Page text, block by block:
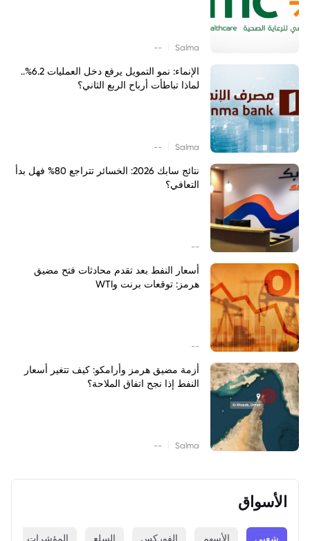
Salma
--
الإنماء: نمو التمويل يرفع دخل العمليات 6.2%..
لماذا تباطأت أرباح الربع الثاني؟
Salma
--
نتائج سابك 2026: الخسائر تتراجع 80% فهل بدأ
التعافي؟
--
أسعار النفط بعد تقدم محادثات فتح مضيق
هرمز: توقعات برنت وWTI
--
أزمة مضيق هرمز وأرامكو: كيف تتغير أسعار
النفط إذا نجح اتفاق الملاحة؟
Salma
--
الأسواق
شعبي الأسهم الفوركس السلع المؤشرات